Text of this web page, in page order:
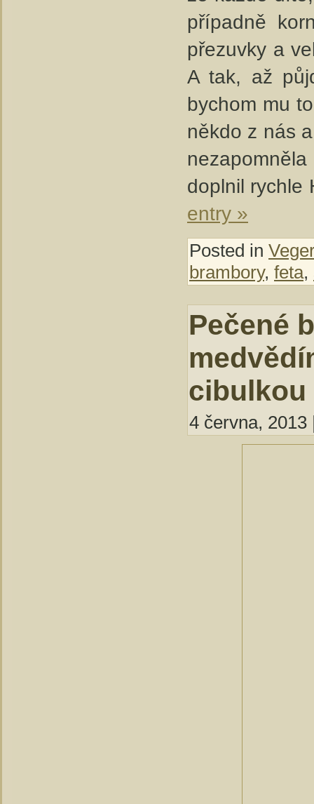
případně
přezuvky a
A tak, až
bychom mu
někdo z nás
doplnil rychle
entry »
Posted in
brambory, feta,
Pečené
cibulkou
4 června,